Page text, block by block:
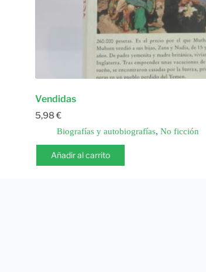
Vendidas
5,98€
Biografías y autobiografías, No ficción
Añadir al carrito